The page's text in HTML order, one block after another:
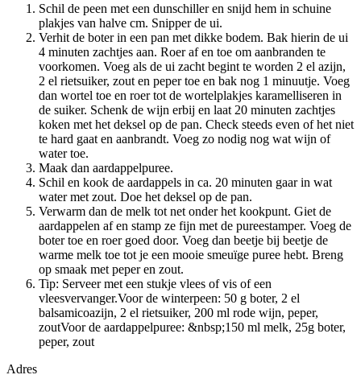
Schil de peen met een dunschiller en snijd hem in schuine
plakjes van halve cm. Snipper de ui.
Verhit de boter in een pan met dikke bodem. Bak hierin de ui
4 minuten zachtjes aan. Roer af en toe om aanbranden te
voorkomen. Voeg als de ui zacht begint te worden 2 el azijn,
2 el rietsuiker, zout en peper toe en bak nog 1 minuutje. Voeg
dan wortel toe en roer tot de wortelplakjes karamelliseren in
de suiker. Schenk de wijn erbij en laat 20 minuten zachtjes
koken met het deksel op de pan. Check steeds even of het niet
te hard gaat en aanbrandt. Voeg zo nodig nog wat wijn of
water toe.
Maak dan aardappelpuree.
Schil en kook de aardappels in ca. 20 minuten gaar in wat
water met zout. Doe het deksel op de pan.
Verwarm dan de melk tot net onder het kookpunt. Giet de
aardappelen af en stamp ze fijn met de pureestamper. Voeg de
boter toe en roer goed door. Voeg dan beetje bij beetje de
warme melk toe tot je een mooie smeuïge puree hebt. Breng
op smaak met peper en zout.
Tip: Serveer met een stukje vlees of vis of een
vleesvervanger.Voor de winterpeen: 50 g boter, 2 el
balsamicoazijn, 2 el rietsuiker, 200 ml rode wijn, peper,
zoutVoor de aardappelpuree: &nbsp;150 ml melk, 25g boter,
peper, zout
Adres